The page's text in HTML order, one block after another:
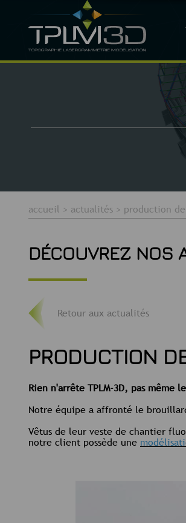
accueil > actualités > production
DÉCOUVREZ NOS
Retour aux actualités
PRODUCTION
Rien n'arrête TPLM-3D, pas même
Notre équipe a affronté le
Vêtus de leur veste de chantier
notre client possède une